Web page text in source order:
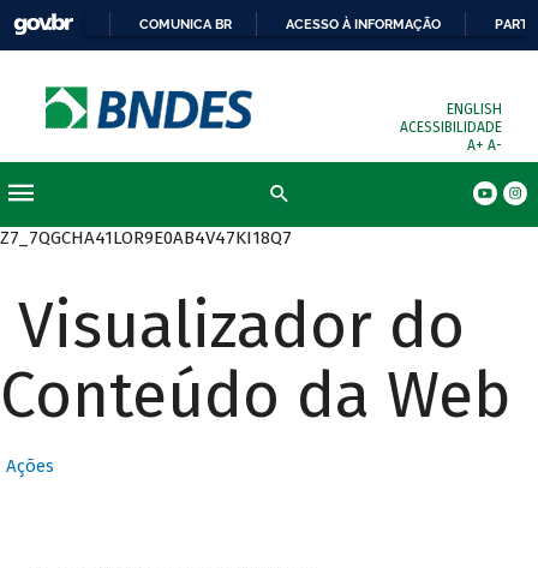
COMUNICA BR ACESSO À INFORMAÇÃO
ENGLISH
ACESSIBILIDADE
A+ A-
Z7_7QGCHA41LOR9E0AB4V47KI18Q7
Visualizador do
Conteúdo da Web
Ações